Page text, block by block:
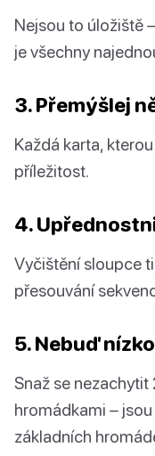
Nejsou to úložiště
je všechny
3. Přemýšlej
Každá karta,
příležitost.
4.
Vyčištění sloupce
přesouvání
5. Nebuď
Snaž se
hromádkami –
základních